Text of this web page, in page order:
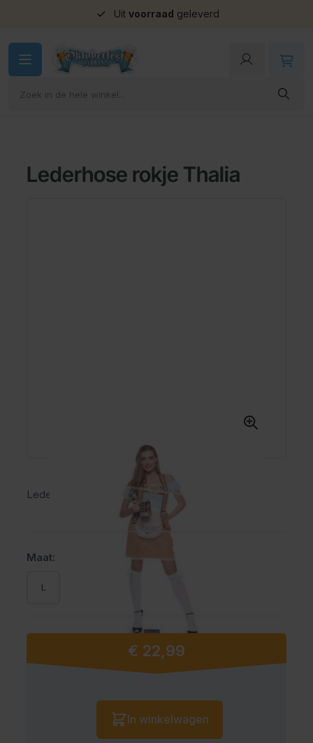
Uit voorraad geleverd
Lederhose rokje Thalia
Lederhose-rokje Thalia
Maat:
L
Vanaf:
€ 22,99
Aantal
In winkelwagen